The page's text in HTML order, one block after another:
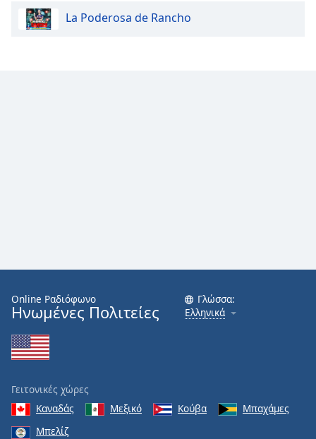
Background
Reset
Done
Close
Modal
Dialog
dialog
window.
La Poderosa de Rancho
Online Ραδιόφωνο
Ηνωμένες Πολιτείες
Γλώσσα:
Ελληνικά
Γειτονικές χώρες
Καναδάς
Μεξικό Κούβα
Μπαχάμες
Μπελίζ